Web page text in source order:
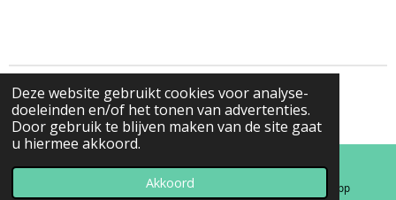
Deze website gebruikt cookies voor analyse-
doeleinden en/of het tonen van advertenties.
Door gebruik te blijven maken van de site gaat
u hiermee akkoord.
Akkoord
© 2022 - 2026 www.avonturenweek.nl
Powered byJouwWeb
Kaart WhatsApp